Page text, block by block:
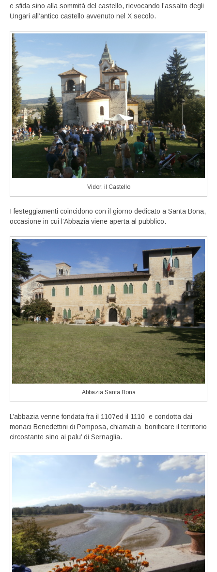
e sfida sino alla sommità del castello, rievocando l’assalto degli
Ungari all’antico castello avvenuto nel X secolo.
Vidor: il Castello
I festeggiamenti coincidono con il giorno dedicato a Santa Bona,
occasione in cui l’Abbazia viene aperta al pubblico.
Abbazia Santa Bona
L’abbazia venne fondata fra il 1107ed il 1110 e condotta dai
monaci Benedettini di Pomposa, chiamati a bonificare il territorio
circostante sino ai palu’ di Sernaglia.